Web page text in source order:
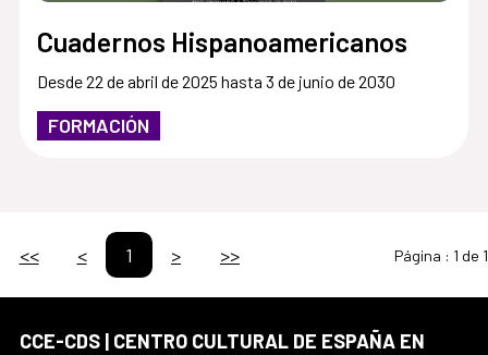
Cuadernos Hispanoamericanos
Desde 22 de abril de 2025 hasta 3 de junio de 2030
FORMACIÓN
<< < 1 > >> Página : 1 de 1
CCE-CDS | CENTRO CULTURAL DE ESPAÑA EN